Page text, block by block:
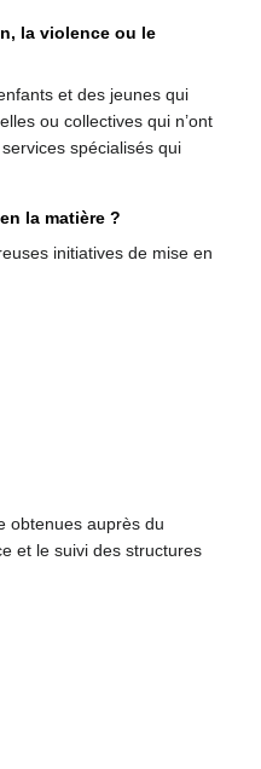
la violence ou le
et des jeunes qui
ou collectives qui n’ont
spécialisés qui
la matière ?
initiatives de mise en
obtenues auprès du
et le suivi des structures